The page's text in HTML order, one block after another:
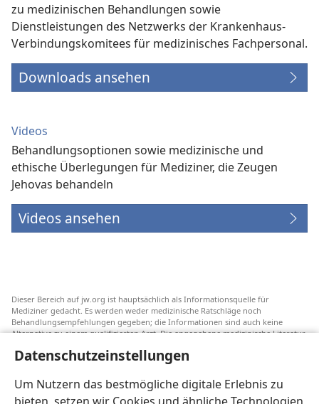
Datenschutzeinstellungen
Um Nutzern das bestmögliche digitale Erlebnis zu
zu medizinischen Behandlungen sowie
Dienstleistungen des Netzwerks der Krankenhaus-
Verbindungs­komitees für medizinisches Fachpersonal.
Downloads ansehen
Videos
Behandlungsoptionen sowie medizinische und
ethische Überlegungen für Mediziner, die Zeugen
Jehovas behandeln
Videos ansehen
Dieser Bereich auf jw.org ist hauptsächlich als Informationsquelle für
Mediziner gedacht. Es werden weder medizinische Ratschläge noch
Behandlungsempfehlungen gegeben; die Informationen sind auch keine
Alternative zu einem qualifizierten Arzt. Die angegebene medizinische Literatur
Transfusionsalternativen hin, die in Erwägung gezogen werden können. Jeder
Mediziner steht selbst in der Pflicht, seinen Informationsstand aktuell zu
halten, verschiedene Behandlungsmethoden abzuwägen und Patienten dabei
zu helfen, eine Behandlung entsprechend ihrer Gesundheit und gemäß ihren
Wünschen, Vorstellungen und Überzeugungen zu wählen. Nicht alle